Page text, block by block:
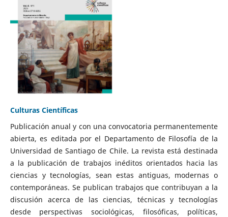
Culturas Científicas
Publicación anual y con una convocatoria permanentemente
abierta, es editada por el Departamento de Filosofía de la
Universidad de Santiago de Chile. La revista está destinada
a la publicación de trabajos inéditos orientados hacia las
ciencias y tecnologías, sean estas antiguas, modernas o
contemporáneas. Se publican trabajos que contribuyan a la
discusión acerca de las ciencias, técnicas y tecnologías
desde perspectivas sociológicas, filosóficas, políticas,